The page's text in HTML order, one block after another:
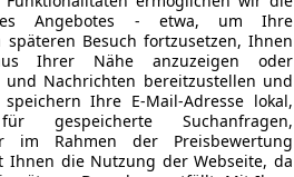
Angebotes - etwa, um Ihre
Besuch fortzusetzen, Ihnen
Ihrer Nähe anzuzeigen oder
und Nachrichten bereitzustellen und
Ihre E-Mail-Adresse lokal,
Suchanfragen,
im Rahmen der Preisbewertung
Ihnen die Nutzung der Webseite, da